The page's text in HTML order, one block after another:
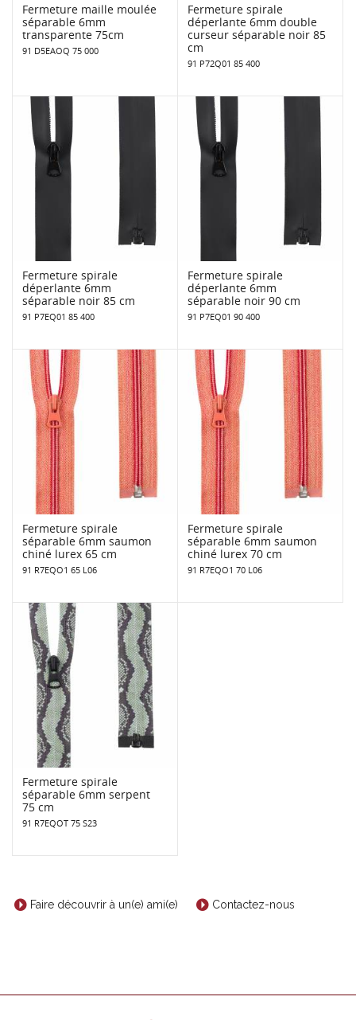
Fermeture maille moulée
séparable 6mm
transparente 75cm
91 D5EAOQ 75 000
Fermeture spirale
déperlante 6mm double
curseur séparable noir 85
cm
91 P72Q01 85 400
Fermeture spirale
déperlante 6mm
séparable noir 85 cm
91 P7EQ01 85 400
Fermeture spirale
déperlante 6mm
séparable noir 90 cm
91 P7EQ01 90 400
Fermeture spirale
séparable 6mm saumon
chiné lurex 65 cm
91 R7EQO1 65 L06
Fermeture spirale
séparable 6mm saumon
chiné lurex 70 cm
91 R7EQO1 70 L06
Fermeture spirale
séparable 6mm serpent
75 cm
91 R7EQOT 75 S23
Faire découvrir à un(e) ami(e) Contactez-nous